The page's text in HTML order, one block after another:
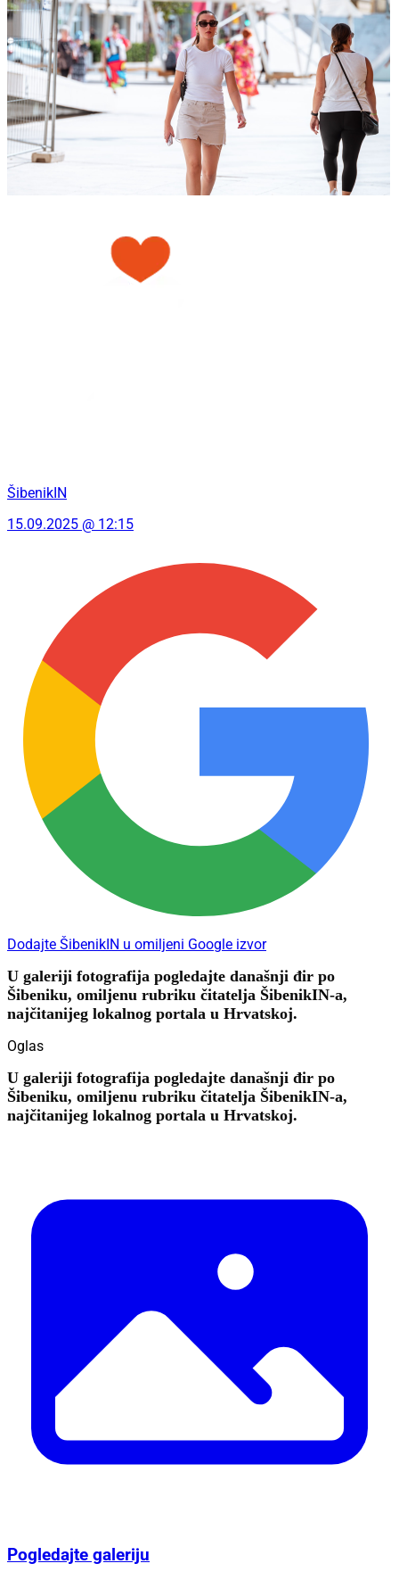
ŠibenikIN
15.09.2025 @ 12:15
Dodajte ŠibenikIN u omiljeni Google izvor
U galeriji fotografija pogledajte današnji đir po
Šibeniku, omiljenu rubriku čitatelja ŠibenikIN-a,
najčitanijeg lokalnog portala u Hrvatskoj.
Oglas
U galeriji fotografija pogledajte današnji đir po
Šibeniku, omiljenu rubriku čitatelja ŠibenikIN-a,
najčitanijeg lokalnog portala u Hrvatskoj.
Pogledajte galeriju